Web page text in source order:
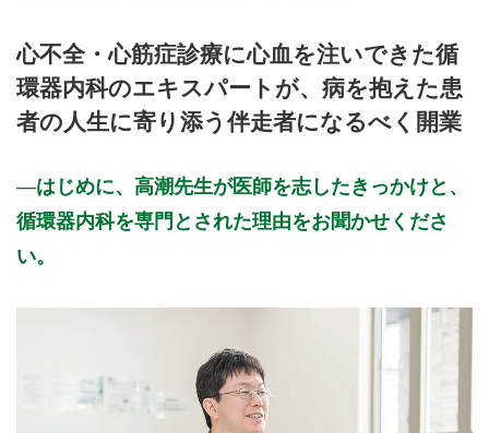
心不全・心筋症診療に心血を注いできた循
環器内科のエキスパートが、病を抱えた患
者の人生に寄り添う伴走者になるべく開業
はじめに、高潮先生が医師を志したきっかけと、
循環器内科を専門とされた理由をお聞かせくださ
い。